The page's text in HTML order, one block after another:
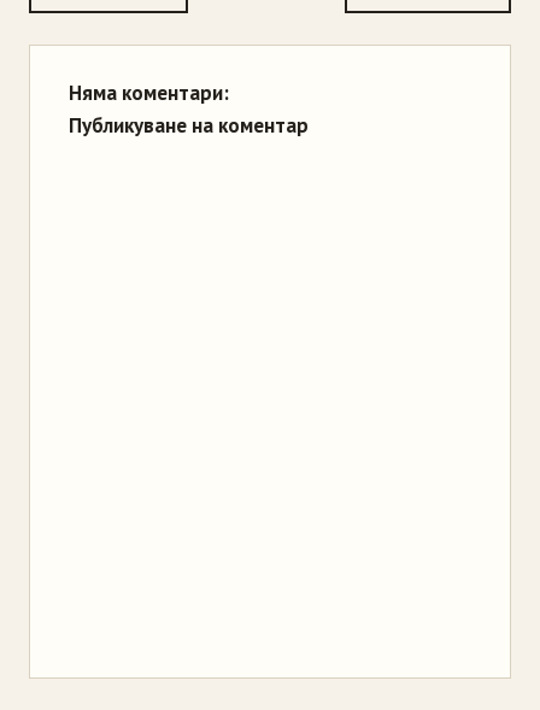
Няма коментари:
Публикуване на коментар